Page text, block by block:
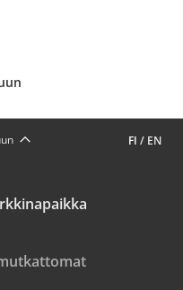
FI / EN